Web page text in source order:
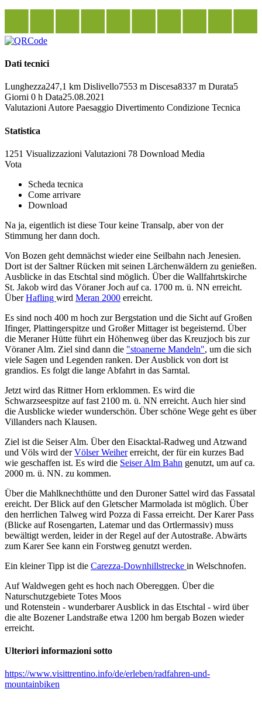
Dati tecnici
Lunghezza247,1 km Dislivello7553 m Discesa8337 m Durata5
Giorni 0 h Data25.08.2021
Valutazioni Autore Paesaggio Divertimento Condizione Tecnica
Statistica
1251 Visualizzazioni Valutazioni 78 Download Media
Vota
Scheda tecnica
Come arrivare
Download
Na ja, eigentlich ist diese Tour keine Transalp, aber von der
Stimmung her dann doch.
Von Bozen geht demnächst wieder eine Seilbahn nach Jenesien.
Dort ist der Saltner Rücken mit seinen Lärchenwäldern zu genießen.
Ausblicke in das Etschtal sind möglich. Über die Wallfahrtskirche
St. Jakob wird das Vöraner Joch auf ca. 1700 m. ü. NN erreicht.
ÜberHafling wird Meran 2000 erreicht.
Es sind noch 400 m hoch zur Bergstation und die Sicht auf Großen
Ifinger, Plattingerspitze und Großer Mittager ist begeisternd. Über
die Meraner Hütte führt ein Höhenweg über das Kreuzjoch bis zur
Vöraner Alm. Ziel sind dann die "stoanerne Mandeln", um die sich
viele Sagen und Legenden ranken. Der Ausblick von dort ist
grandios. Es folgt die lange Abfahrt in das Sarntal.
Jetzt wird das Rittner Horn erklommen. Es wird die
Schwarzseespitze auf fast 2100 m. ü. NN erreicht. Auch hier sind
die Ausblicke wieder wunderschön. Über schöne Wege geht es über
Villanders nach Klausen.
Ziel ist die Seiser Alm. Über den Eisacktal-Radweg und Atzwand
und Völs wird derVölser Weihererreicht, der für ein kurzes Bad
wie geschaffen ist. Es wird die Seiser Alm Bahn genutzt, um auf ca.
2000 m. ü. NN. zu kommen.
Über die Mahlknechthütte und den Duroner Sattel wird das Fassatal
ereicht. Der Blick auf den Gletscher Marmolada ist möglich. Über
den herrlichen Talweg wird Pozza di Fassa erreicht. Der Karer Pass
(Blicke auf Rosengarten, Latemar und das Ortlermassiv) muss
bewältigt werden, leider in der Regel auf der Autostraße. Abwärts
zum Karer See kann ein Forstweg genutzt werden.
Ein kleiner Tipp ist die Carezza-Downhillstrecke in Welschnofen.
Auf Waldwegen geht es hoch nach Obereggen. Über die
Naturschutzgebiete Totes Moos
und Rotenstein - wunderbarer Ausblick in das Etschtal - wird über
die alte Bozener Landstraße etwa 1200 hm bergab Bozen wieder
erreicht.
Ulteriori informazioni sotto
https://www.visittrentino.info/de/erleben/radfahren-und-
mountainbiken